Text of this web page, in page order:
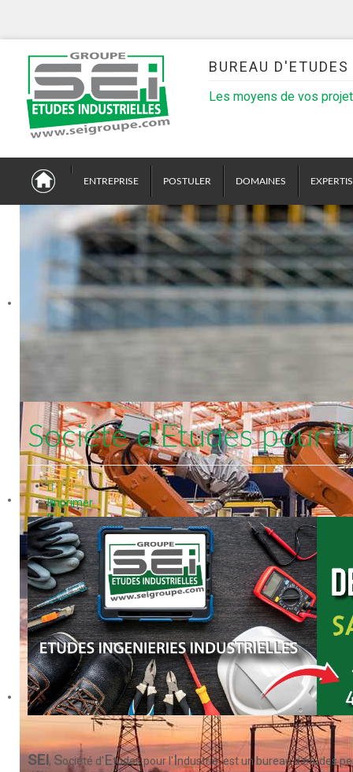
BUREAU
Les moyens de vos
ENTREPRISE POSTULER DOMAINES
Société d'Etudes pour
Imprimer
E-
mail
SEI, Société d'Etudes pour l'Industrie, est un bureau d'études